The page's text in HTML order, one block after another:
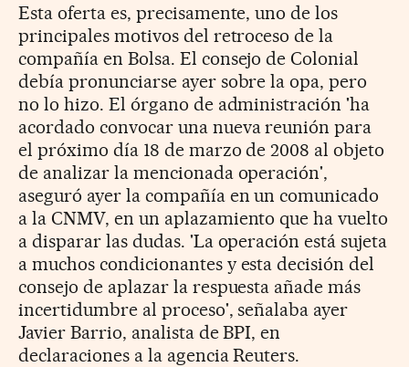
Esta oferta es, precisamente, uno de los
principales motivos del retroceso de la
compañía en Bolsa. El consejo de Colonial
debía pronunciarse ayer sobre la opa, pero
no lo hizo. El órgano de administración 'ha
acordado convocar una nueva reunión para
el próximo día 18 de marzo de 2008 al objeto
de analizar la mencionada operación',
aseguró ayer la compañía en un comunicado
a la CNMV, en un aplazamiento que ha vuelto
a disparar las dudas. 'La operación está sujeta
a muchos condicionantes y esta decisión del
consejo de aplazar la respuesta añade más
incertidumbre al proceso', señalaba ayer
Javier Barrio, analista de BPI, en
declaraciones a la agencia Reuters.